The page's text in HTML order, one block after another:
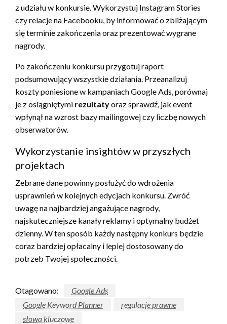
z udziału w konkursie. Wykorzystuj Instagram Stories
czy relacje na Facebooku, by informować o zbliżającym
się terminie zakończenia oraz prezentować wygrane
nagrody.
Po zakończeniu konkursu przygotuj raport
podsumowujący wszystkie działania. Przeanalizuj
koszty poniesione w kampaniach Google Ads, porównaj
je z osiągniętymi rezultatyoraz sprawdź, jak event
wpłynął na wzrost bazy mailingowej czy liczbę nowych
obserwatorów.
Wykorzystanie insightów w przyszłych
projektach
Zebrane dane powinny posłużyć do wdrożenia
usprawnień w kolejnych edycjach konkursu. Zwróć
uwagę na najbardziej angażujące nagrody,
najskuteczniejsze kanały reklamy i optymalny budżet
dzienny. W ten sposób każdy następny konkurs będzie
coraz bardziej opłacalny i lepiej dostosowany do
potrzeb Twojej społeczności.
Otagowano:
Google Ads
Google Keyword Planner
regulacje prawne
słowa kluczowe